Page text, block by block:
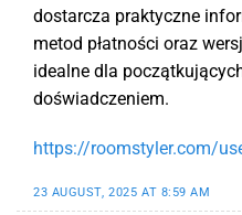
dostarcza praktyczne
metod płatności oraz
idealne dla
doświadczeniem.
https://roomstyler.com/
23 AUGUST, 2025 AT 8:59 AM